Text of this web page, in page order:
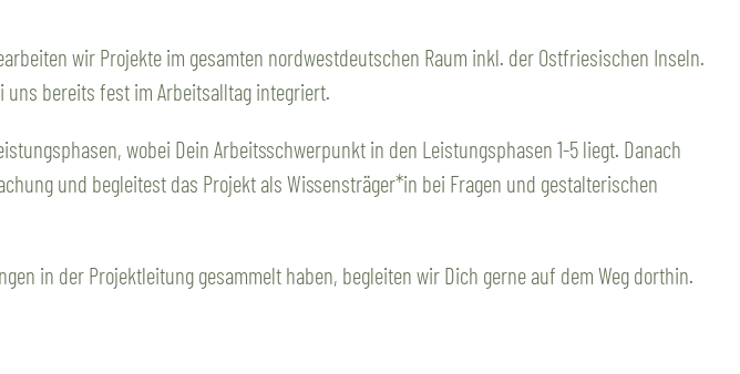
wir Projekte im gesamten nordwestdeutschen Raum inkl. der Ostfriesischen Inseln.
bereits fest im Arbeitsalltag integriert.
wobei Dein Arbeitsschwerpunkt in den Leistungsphasen 1-5 liegt. Danach
und begleitest das Projekt als Wissensträger*in bei Fragen und gestalterischen
in der Projektleitung gesammelt haben, begleiten wir Dich gerne auf dem Weg dorthin.